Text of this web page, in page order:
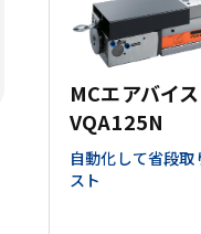
MCエアバイス
VQA125N
自動化して省段取
スト